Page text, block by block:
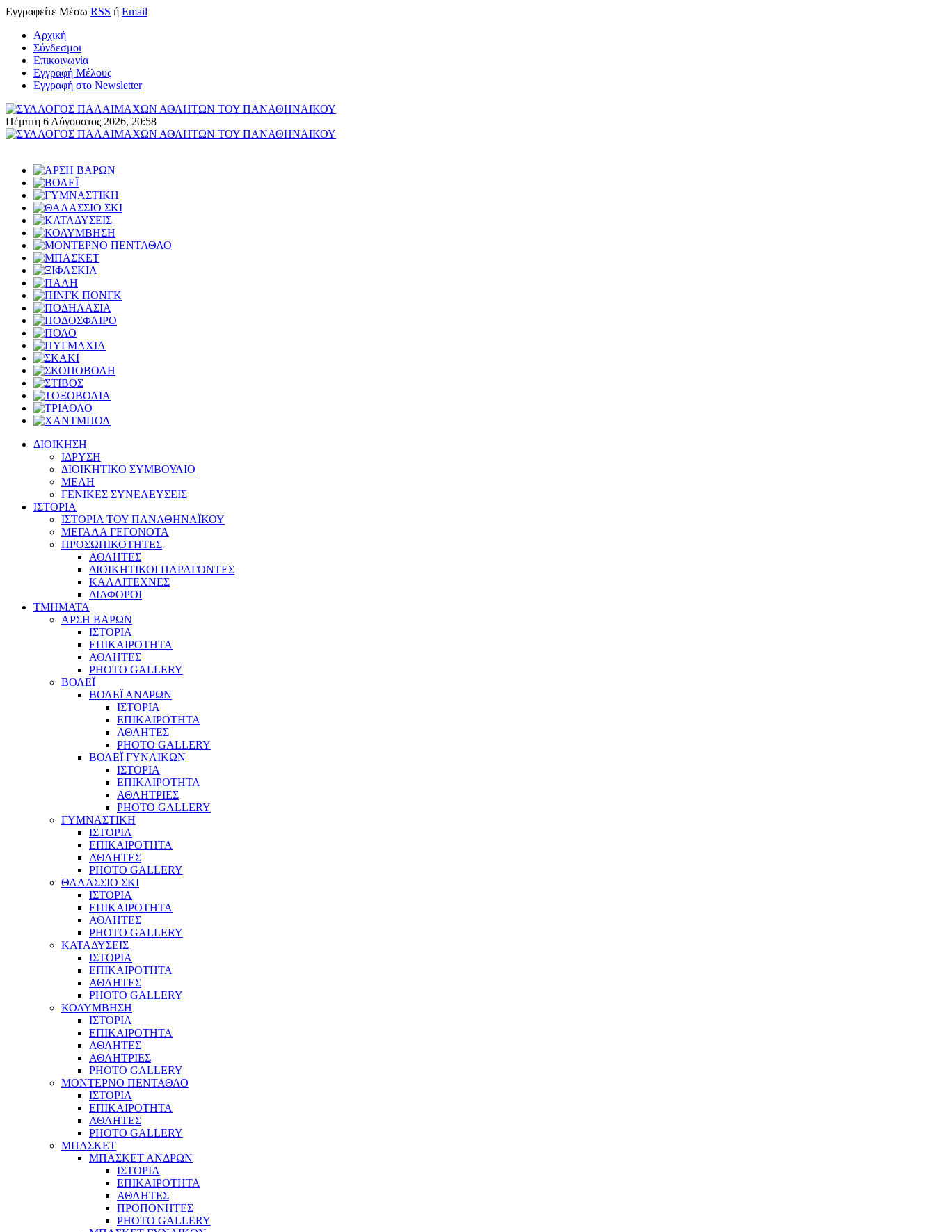
Εγγραφείτε Μέσω RSS ή Email
Αρχική
Σύνδεσμοι
Επικοινωνία
Εγγραφή Μέλους
Εγγραφή στο Newsletter
Πέμπτη 6 Αύγουστος 2026, 20:58
ΔΙΟΙΚΗΣΗ
ΙΔΡΥΣΗ
ΔΙΟΙΚΗΤΙΚΟ ΣΥΜΒΟΥΛΙΟ
ΜΕΛΗ
ΓΕΝΙΚΕΣ ΣΥΝΕΛΕΥΣΕΙΣ
ΙΣΤΟΡΙΑ
ΙΣΤΟΡΙΑ ΤΟΥ ΠΑΝΑΘΗΝΑΪΚΟΥ
ΜΕΓΑΛΑ ΓΕΓΟΝΟΤΑ
ΠΡΟΣΩΠΙΚΟΤΗΤΕΣ
ΑΘΛΗΤΕΣ
ΔΙΟΙΚΗΤΙΚΟΙ ΠΑΡΑΓΟΝΤΕΣ
ΚΑΛΛΙΤΕΧΝΕΣ
ΔΙΑΦΟΡΟΙ
ΤΜΗΜΑΤΑ
ΑΡΣΗ ΒΑΡΩΝ
ΙΣΤΟΡΙΑ
ΕΠΙΚΑΙΡΟΤΗΤΑ
ΑΘΛΗΤΕΣ
PHOTO GALLERY
ΒΟΛΕΪ
ΒΟΛΕΪ ΑΝΔΡΩΝ
ΙΣΤΟΡΙΑ
ΕΠΙΚΑΙΡΟΤΗΤΑ
ΑΘΛΗΤΕΣ
PHOTO GALLERY
ΒΟΛΕΪ ΓΥΝΑΙΚΩΝ
ΙΣΤΟΡΙΑ
ΕΠΙΚΑΙΡΟΤΗΤΑ
ΑΘΛΗΤΡΙΕΣ
PHOTO GALLERY
ΓΥΜΝΑΣΤΙΚΗ
ΙΣΤΟΡΙΑ
ΕΠΙΚΑΙΡΟΤΗΤΑ
ΑΘΛΗΤΕΣ
PHOTO GALLERY
ΘΑΛΑΣΣΙΟ ΣΚΙ
ΙΣΤΟΡΙΑ
ΕΠΙΚΑΙΡΟΤΗΤΑ
ΑΘΛΗΤΕΣ
PHOTO GALLERY
ΚΑΤΑΔΥΣΕΙΣ
ΙΣΤΟΡΙΑ
ΕΠΙΚΑΙΡΟΤΗΤΑ
ΑΘΛΗΤΕΣ
PHOTO GALLERY
ΚΟΛΥΜΒΗΣΗ
ΙΣΤΟΡΙΑ
ΕΠΙΚΑΙΡΟΤΗΤΑ
ΑΘΛΗΤΕΣ
ΑΘΛΗΤΡΙΕΣ
PHOTO GALLERY
ΜΟΝΤΕΡΝΟ ΠΕΝΤΑΘΛΟ
ΙΣΤΟΡΙΑ
ΕΠΙΚΑΙΡΟΤΗΤΑ
ΑΘΛΗΤΕΣ
PHOTO GALLERY
ΜΠΑΣΚΕΤ
ΜΠΑΣΚΕΤ ΑΝΔΡΩΝ
ΙΣΤΟΡΙΑ
ΕΠΙΚΑΙΡΟΤΗΤΑ
ΑΘΛΗΤΕΣ
ΠΡΟΠΟΝΗΤΕΣ
PHOTO GALLERY